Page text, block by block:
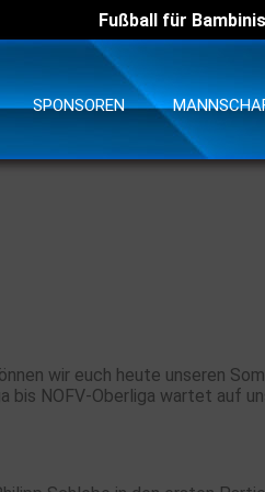
Fußball für
SPONSOREN
wir euch heute unseren
bis NOFV-Oberliga wartet auf